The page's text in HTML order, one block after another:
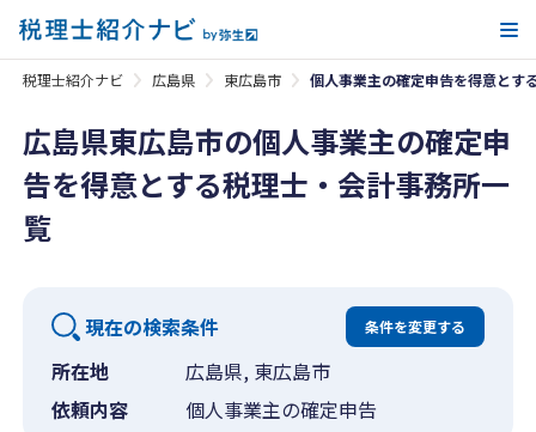
税理士紹介ナビ 広島県 東広島市 個人事業主の確定申告を得意とす
広島県東広島市の個人事業主の確定申
告を得意とする税理士・会計事務所一
覧
現在の検索条件 条件を変更する
所在地
広島県, 東広島市
依頼内容
個人事業主の確定申告